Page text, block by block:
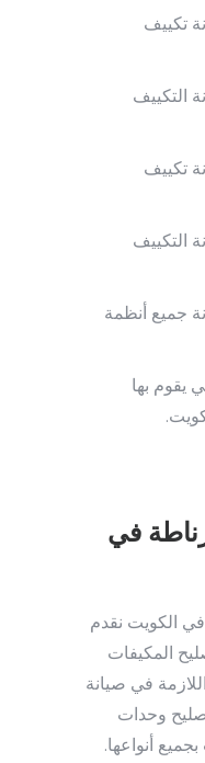
تكييف
التكييف
تكييف
التكييف
جميع أنظمة
يقوم بها
في
الكويت نقدم
المكيفات
في صيانة
وحدات
أنواعها.